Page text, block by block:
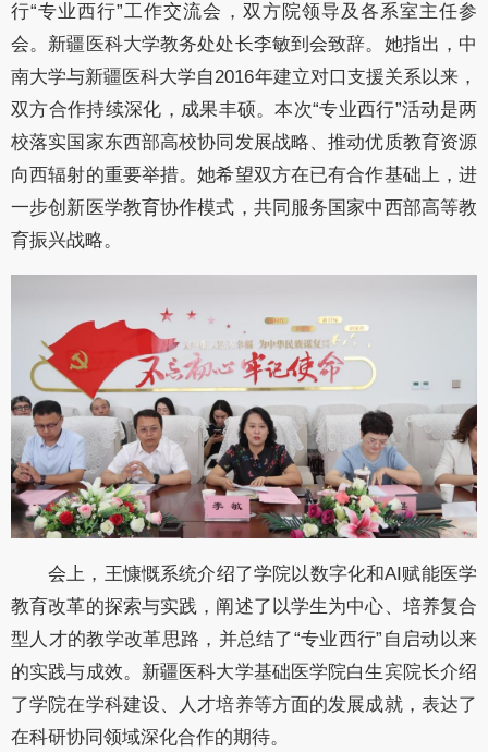
行“专业西行”工作交流会，双方院领导及各系室主任参
会。新疆医科大学教务处处长李敏到会致辞。她指出，中
南大学与新疆医科大学自2016年建立对口支援关系以来，
双方合作持续深化，成果丰硕。本次“专业西行”活动是两
校落实国家东西部高校协同发展战略、推动优质教育资源
向西辐射的重要举措。她希望双方在已有合作基础上，进
一步创新医学教育协作模式，共同服务国家中西部高等教
育振兴战略。
会上，王慷慨系统介绍了学院以数字化和AI赋能医学
教育改革的探索与实践，阐述了以学生为中心、培养复合
型人才的教学改革思路，并总结了“专业西行”自启动以来
的实践与成效。新疆医科大学基础医学院白生宾院长介绍
了学院在学科建设、人才培养等方面的发展成就，表达了
在科研协同领域深化合作的期待。